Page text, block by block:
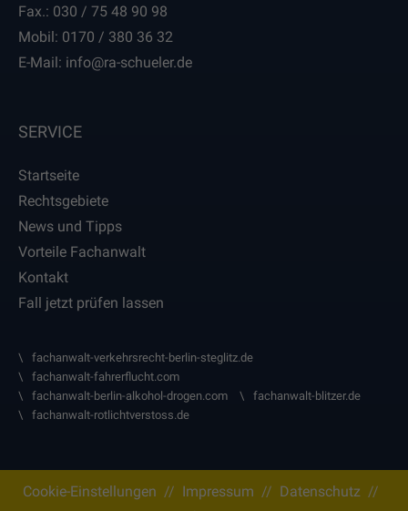
Fax.: 030 / 75 48 90 98
Mobil: 0170 / 380 36 32
E-Mail: info@ra-schueler.de
SERVICE
Startseite
Rechtsgebiete
News und Tipps
Vorteile Fachanwalt
Kontakt
Fall jetzt prüfen lassen
fachanwalt-verkehrsrecht-berlin-steglitz.de
fachanwalt-fahrerflucht.com
fachanwalt-berlin-alkohol-drogen.com
fachanwalt-blitzer.de
fachanwalt-rotlichtverstoss.de
Cookie-Einstellungen // Impressum // Datenschutz//
Anbieter: Google
Datenschutzerklärung
den Analytics Server übertragen werden.
Anbieter: Google
Datenschutzerklärung
_gid(Google Tag Manager)
Speichert für jeden Besucher der Website eine
anonyme ID. Anhand der ID können Seitenaufrufe
Anbieter: Google
Datenschutzerklärung
einzuschränken.